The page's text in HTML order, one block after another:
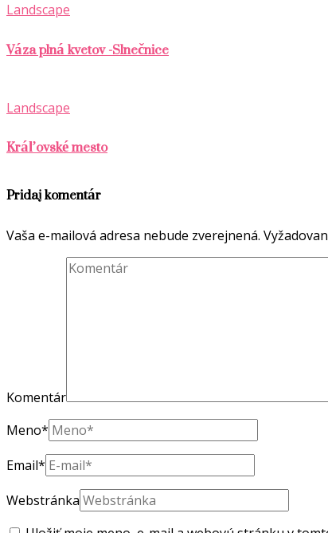
Landscape
Váza plná kvetov -Slnečnice
Landscape
Kráľovské mesto
Pridaj komentár
Vaša e-mailová adresa nebude zverejnená.
Komentár
Meno*
Email*
Webstránka